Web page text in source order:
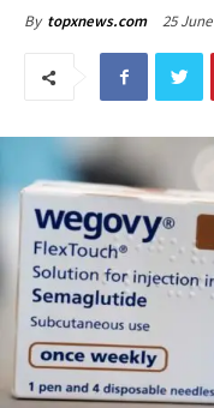
By topxnews.com 25